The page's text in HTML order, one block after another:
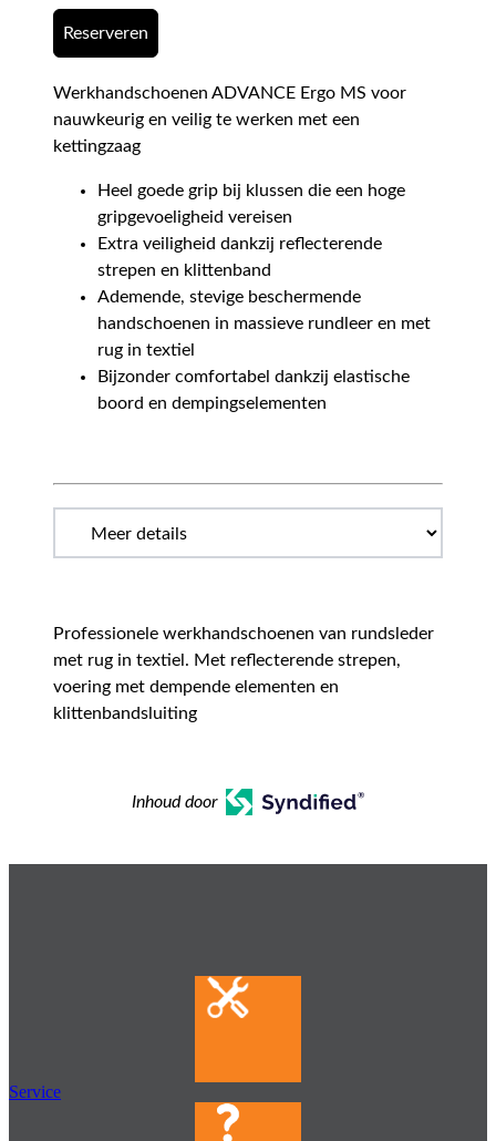
Reserveren
Werkhandschoenen ADVANCE Ergo MS voor
nauwkeurig en veilig te werken met een
kettingzaag
Heel goede grip bij klussen die een hoge
gripgevoeligheid vereisen
Extra veiligheid dankzij reflecterende
strepen en klittenband
Ademende, stevige beschermende
handschoenen in massieve rundleer en met
rug in textiel
Bijzonder comfortabel dankzij elastische
boord en dempingselementen
Professionele werkhandschoenen van rundsleder
met rug in textiel. Met reflecterende strepen,
voering met dempende elementen en
klittenbandsluiting
Inhoud door
Service